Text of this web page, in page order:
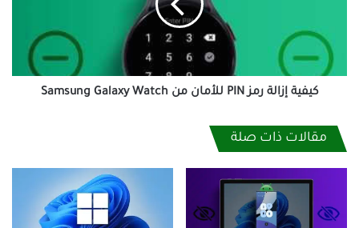
Samsung
Galaxy
Watch
كيفية إزالة رمز PIN للأمان من Samsung Galaxy Watch
مقالات ذات صلة